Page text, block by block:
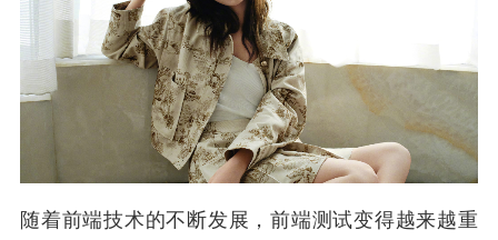
随着前端技术的不断发展，前端测试变得越来越重